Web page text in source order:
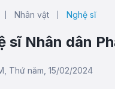
Nhân vật Nghệ sĩ
sĩ Nhân dân
Thứ năm, 15/02/2024